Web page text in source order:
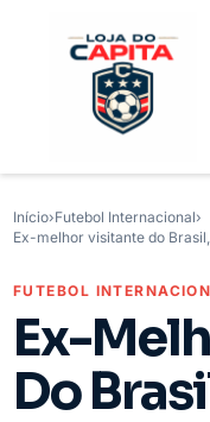
Início›Futebol Internacional›
Ex-melhor visitante do
FUTEBOL
Ex-
Do